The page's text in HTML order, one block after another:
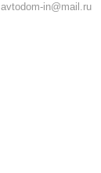
avtodom-in@mail.ru